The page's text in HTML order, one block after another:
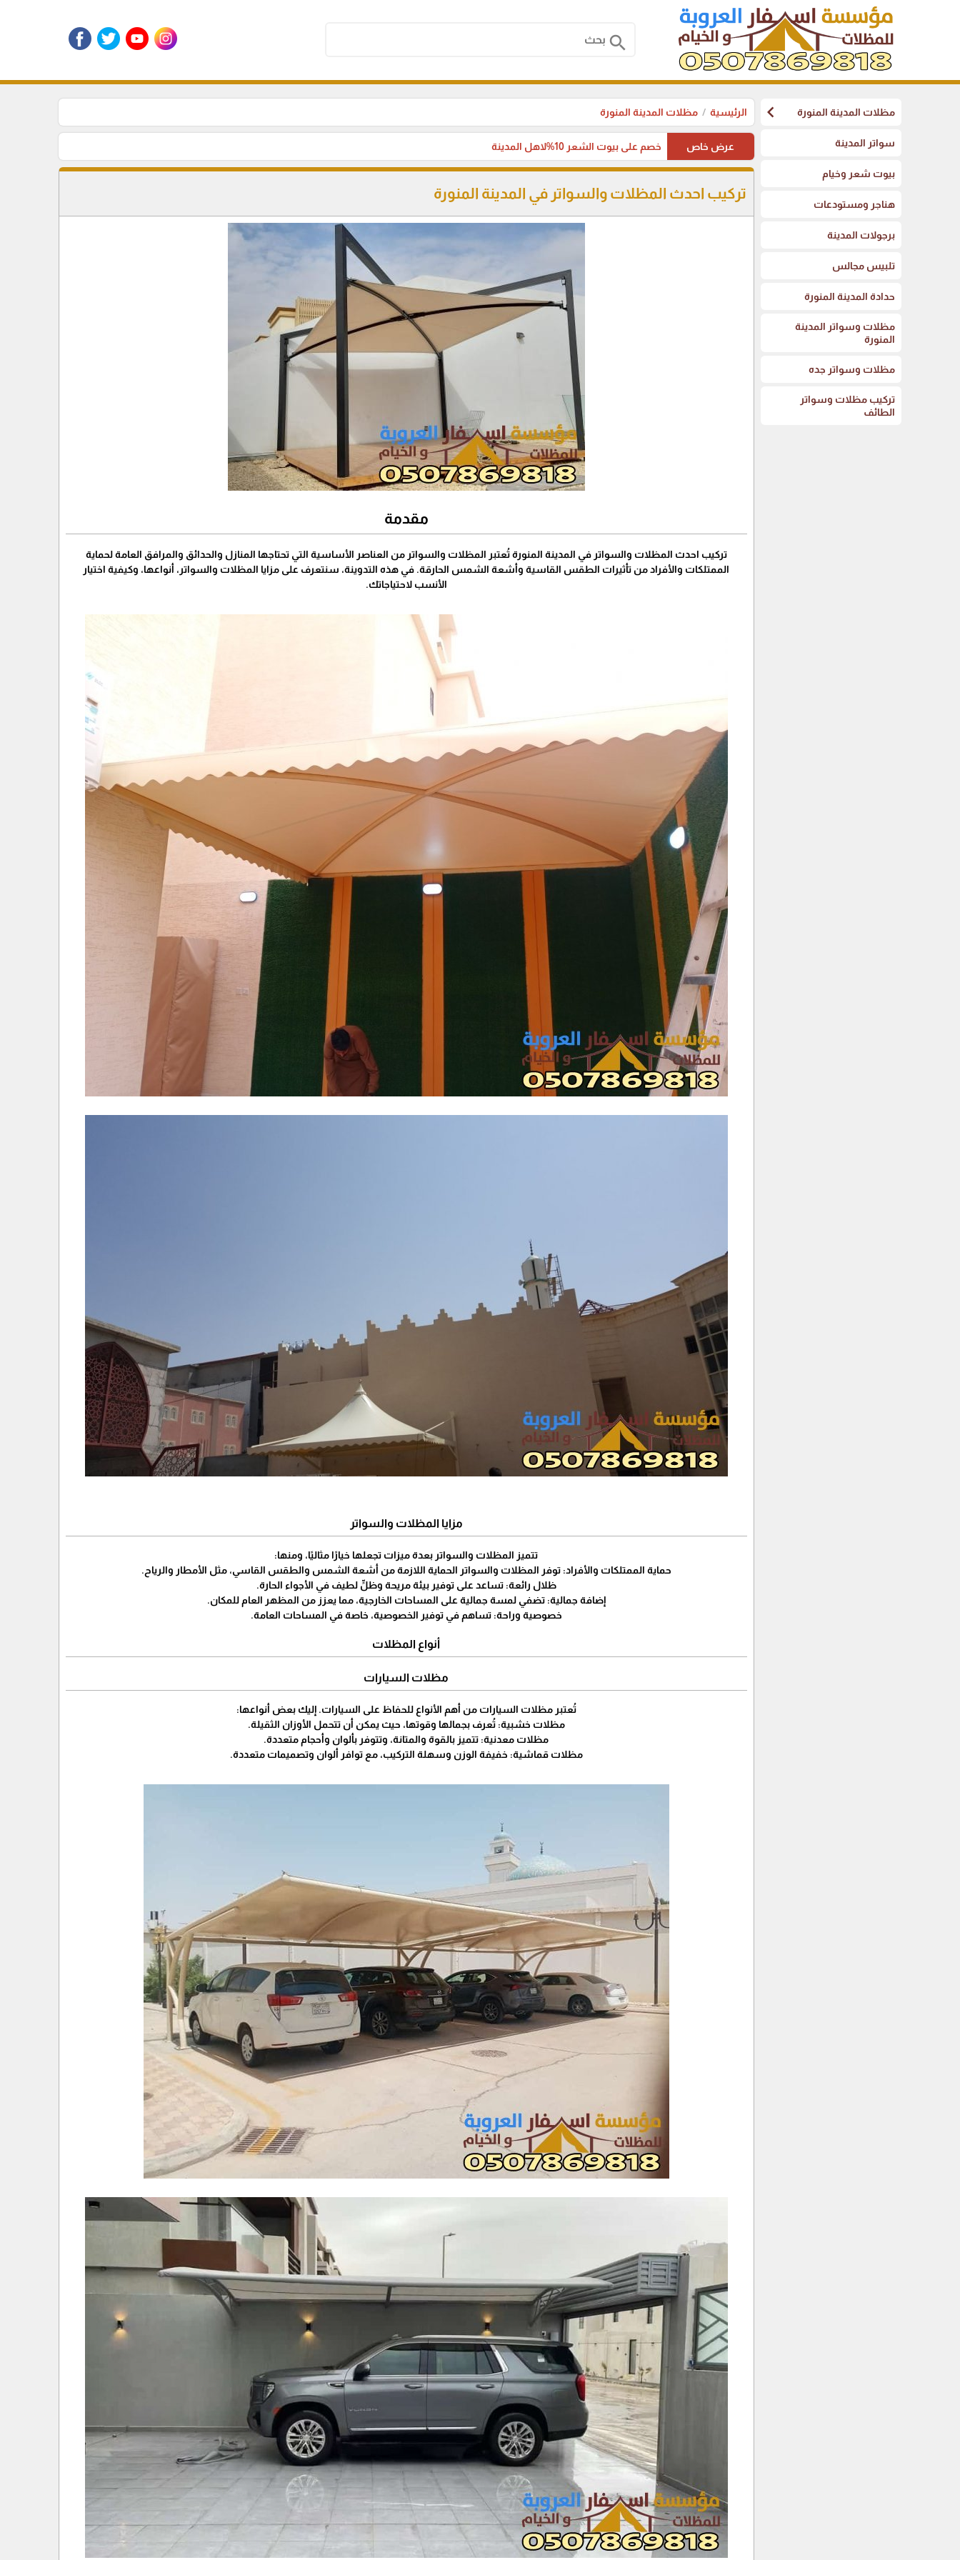
search
مظلات المدينة المنورة chevron_left
سواتر المدينة
بيوت شعر وخيام
هناجر ومستودعات
برجولات المدينة
تلبيس مجالس
حدادة المدينة المنورة
مظلات وسواتر المدينة
المنورة
مظلات وسواتر جده
تركيب مظلات وسواتر
الطائف
الرئيسية مظلات المدينة المنورة
عرض خاص خصم على بيوت الشعر 10%لاهل المدينة
تركيب احدث المظلات والسواتر في المدينة المنورة
مقدمة
تركيب احدث المظلات والسواتر في المدينة المنورة تُعتبر المظلات والسواتر من العناصر الأساسية التي تحتاجها المنازل والحدائق والمرافق العامة لحماية
الممتلكات والأفراد من تأثيرات الطقس القاسية وأشعة الشمس الحارقة. في هذه التدوينة، سنتعرف على مزايا المظلات والسواتر، أنواعها، وكيفية اختيار
الأنسب لاحتياجاتك.
مزايا المظلات والسواتر
تتميز المظلات والسواتر بعدة ميزات تجعلها خيارًا مثاليًا، ومنها:
حماية الممتلكات والأفراد: توفر المظلات والسواتر الحماية اللازمة من أشعة الشمس والطقس القاسي، مثل الأمطار والرياح.
ظلال رائعة: تساعد على توفير بيئة مريحة وظلٍّ لطيف في الأجواء الحارة.
إضافة جمالية: تضفي لمسة جمالية على المساحات الخارجية، مما يعزز من المظهر العام للمكان.
خصوصية وراحة: تساهم في توفير الخصوصية، خاصة في المساحات العامة.
أنواع المظلات
مظلات السيارات
تُعتبر مظلات السيارات من أهم الأنواع للحفاظ على السيارات. إليك بعض أنواعها:
مظلات خشبية: تُعرف بجمالها وقوتها، حيث يمكن أن تتحمل الأوزان الثقيلة.
مظلات معدنية: تتميز بالقوة والمتانة، وتتوفر بألوان وأحجام متعددة.
مظلات قماشية: خفيفة الوزن وسهلة التركيب، مع توافر ألوان وتصميمات متعددة.